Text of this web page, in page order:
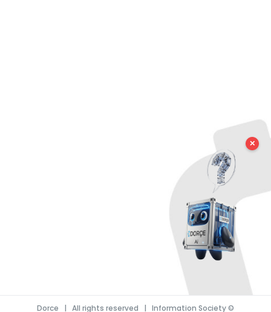
©
Dorce | All rights reserved | Information Society
✕